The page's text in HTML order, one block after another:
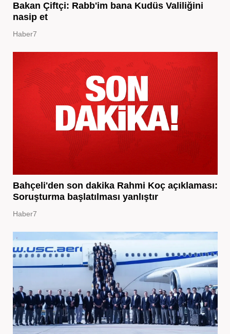
Bakan Çiftçi: Rabb'im bana Kudüs Valiliğini
nasip et
Haber7
Bahçeli'den son dakika Rahmi Koç açıklaması:
Soruşturma başlatılması yanlıştır
Haber7